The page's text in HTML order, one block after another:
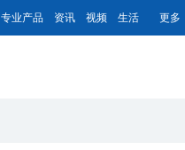
专业产品 资讯 视频 生活 更多